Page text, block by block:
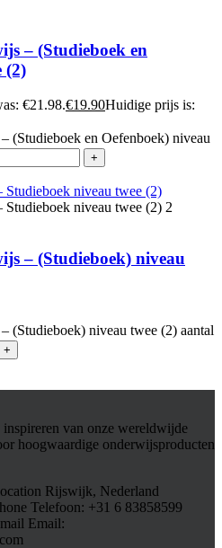
– (Studieboek en
(2)
€21.98.€19.90Huidige prijs is:
(Studieboek en Oefenboek) niveau
– (Studieboek) niveau
(Studieboek) niveau twee (2) aantal
van onze wereldwijde
hoogwaardige onderwijsproducten
Rijswijk, Nederland
Telefoon: ⁦+31 6 83858599⁩
Email: